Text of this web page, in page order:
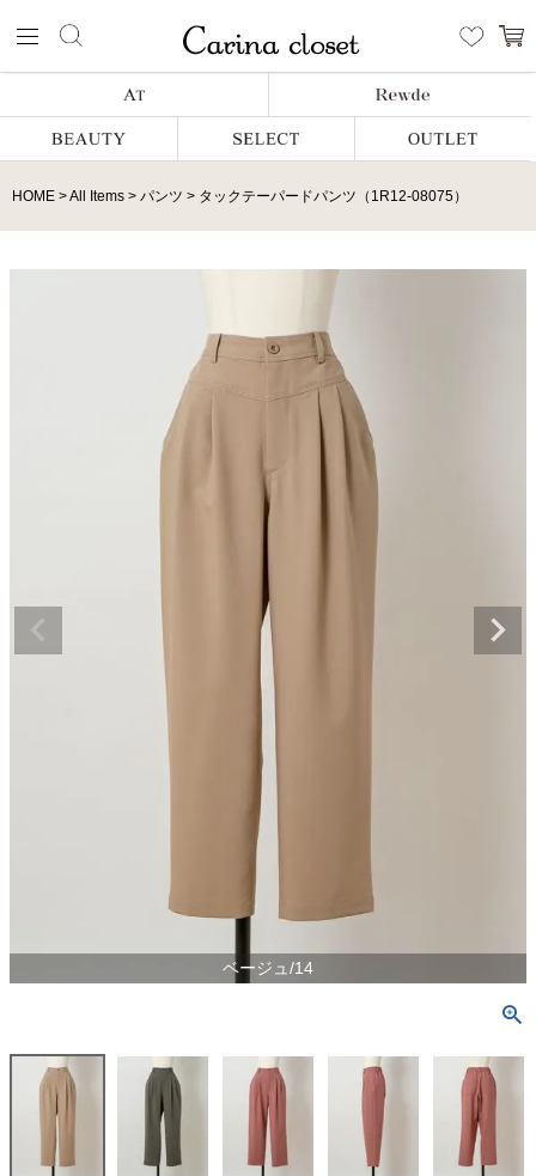
HOME All Items パンツ タックテーパードパンツ（1R12-08075）
ベージュ/14